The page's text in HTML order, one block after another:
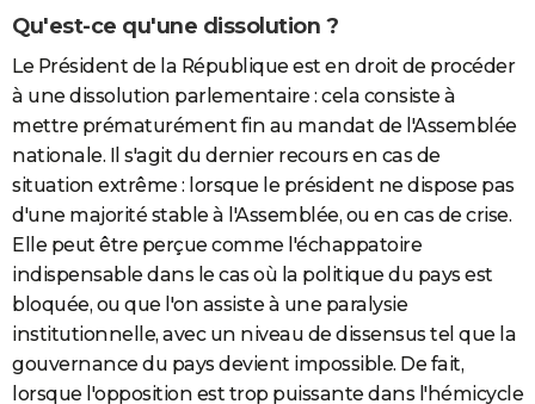
Qu'est-ce qu'une dissolution ?
Le Président de la République est en droit de procéder
à une dissolution parlementaire : cela consiste à
mettre prématurément fin au mandat de l'Assemblée
nationale. Il s'agit du dernier recours en cas de
situation extrême : lorsque le président ne dispose pas
d'une majorité stable à l'Assemblée, ou en cas de crise.
Elle peut être perçue comme l'échappatoire
indispensable dans le cas où la politique du pays est
bloquée, ou que l'on assiste à une paralysie
institutionnelle, avec un niveau de dissensus tel que la
gouvernance du pays devient impossible. De fait,
lorsque l'opposition est trop puissante dans l'hémicycle